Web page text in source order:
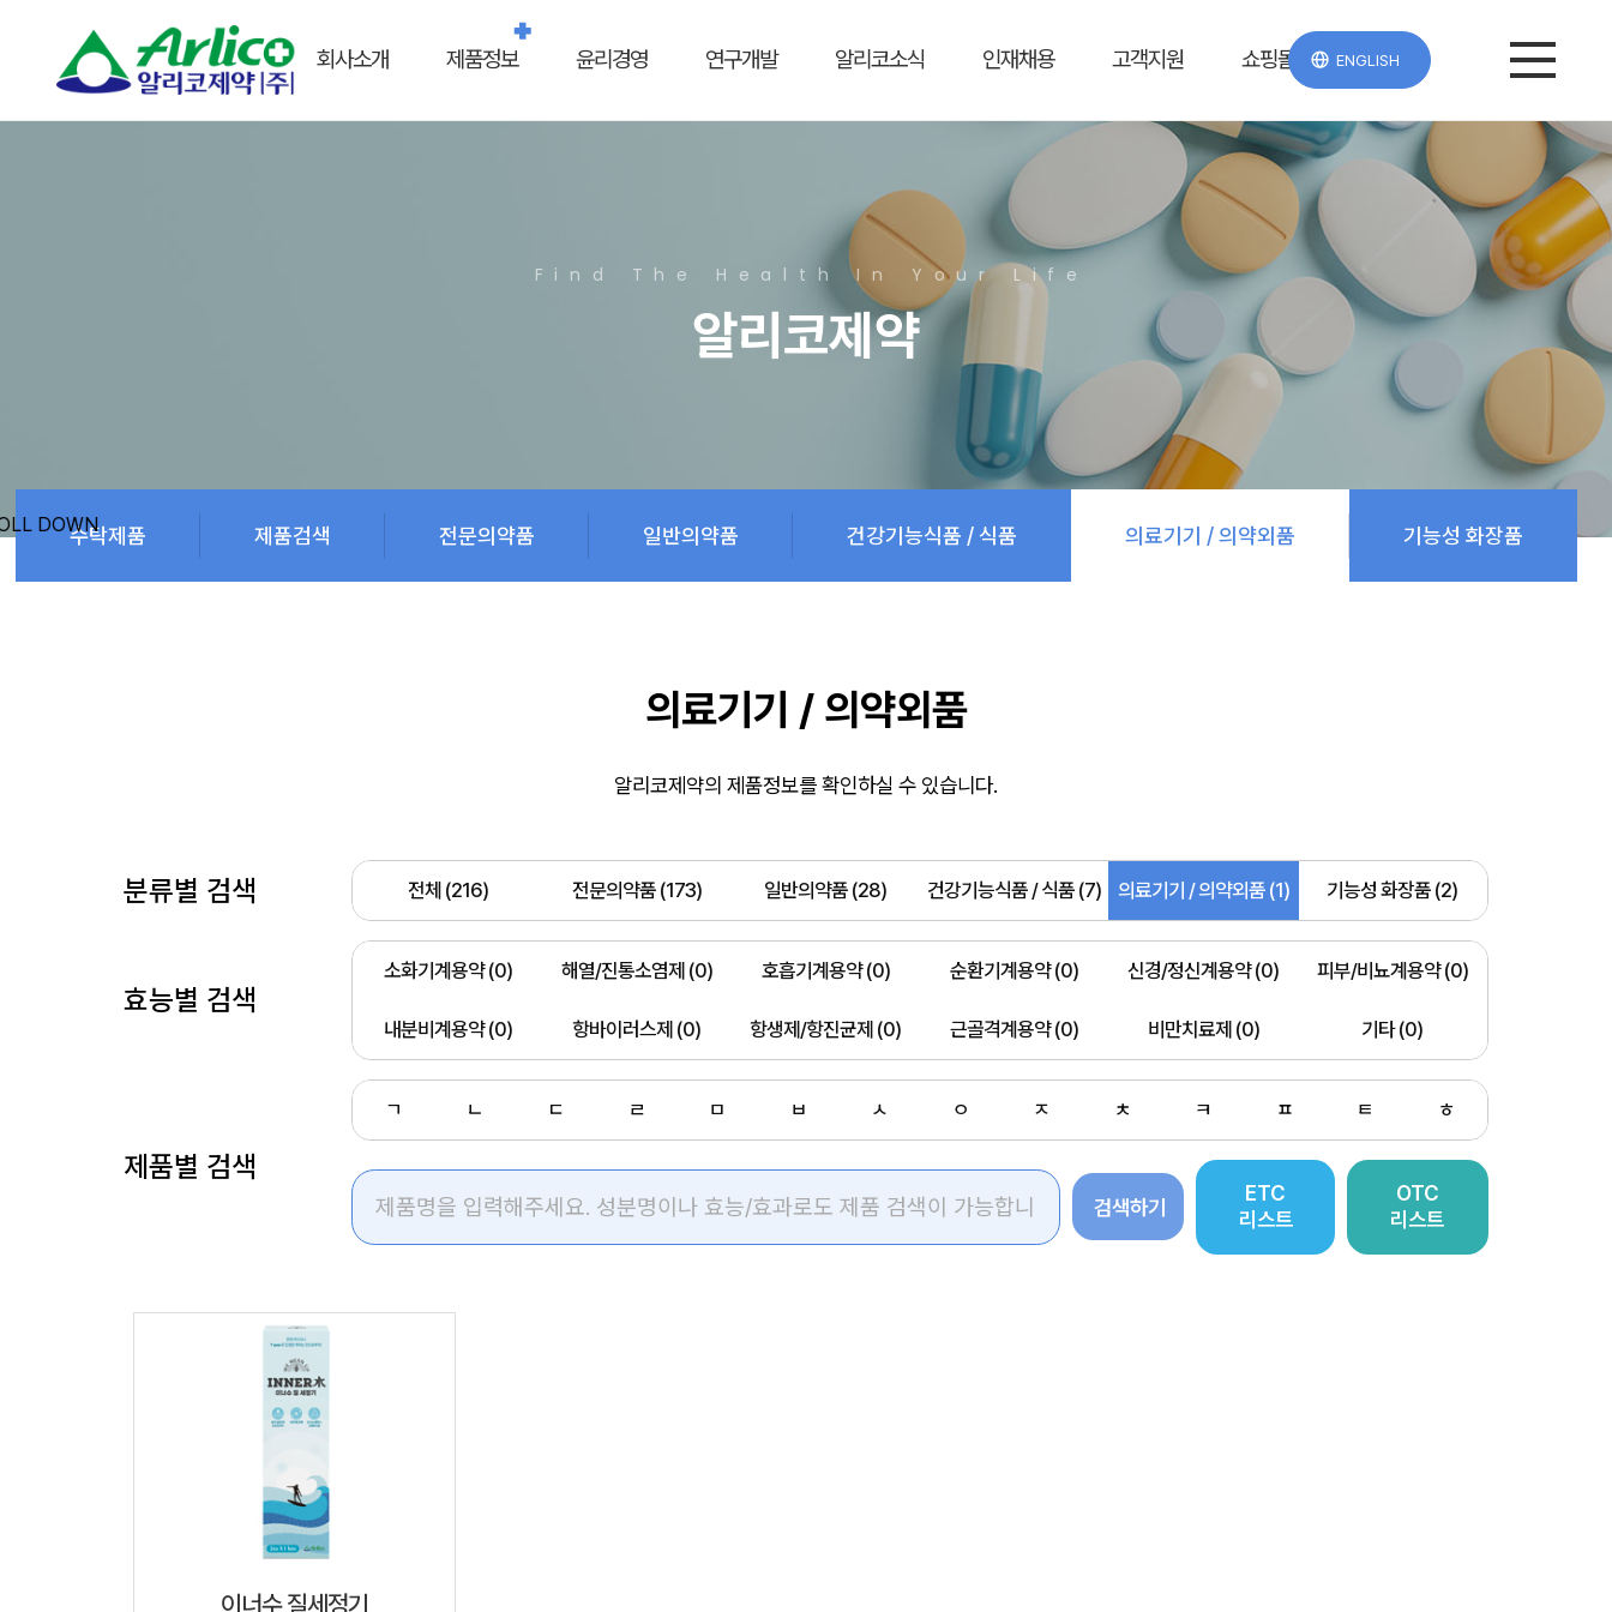
회사소개 제품정보 윤리경영 연구개발 알리코소식 인재채용 고객지원 쇼핑몰 ENGLISH
Find The Health In Your Life
알리코제약
수탁제품 제품검색 전문의약품 일반의약품 건강기능식품 / 식품 의료기기 / 의약외품 기능성 화장품
의료기기 / 의약외품
알리코제약의 제품정보를 확인하실 수 있습니다.
분류별 검색 전체 (216) 전문의약품 (173) 일반의약품 (28) 건강기능식품 / 식품 (7) 의료기기 / 의약외품 (1) 기능성 화장품 (2)
효능별 검색
소화기계용약 (0) 해열/진통소염제 (0) 호흡기계용약 (0) 순환기계용약 (0) 신경/정신계용약 (0) 피부/비뇨계용약 (0)
내분비계용약 (0) 항바이러스제 (0) 항생제/항진균제 (0) 근골격계용약 (0) 비만치료제 (0) 기타 (0)
제품별 검색
ㄱ ㄴ ㄷ ㄹ ㅁ ㅂ ㅅ ㅇ ㅈ ㅊ ㅋ ㅍ ㅌ ㅎ
검색하기
ETC
리스트
OTC
리스트
이너수 질세정기